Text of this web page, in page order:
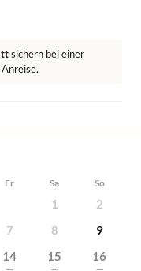
sichern bei einer
Fr Sa So
1
2
7 8
9
14
---
15
---
16
---